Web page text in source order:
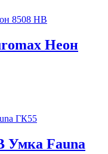
Неон
Умка Fauna